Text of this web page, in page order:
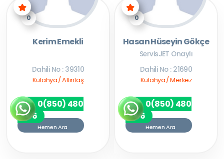
0
Kerim Emekli
Dahili No : 39310
Kütahya / Altıntaş
0(850) 480
7256
Hemen Ara
0
Hasan Hüseyin Gökçe
ServisJET Onaylı
Dahili No : 21690
Kütahya / Merkez
0(850) 480
7256
Hemen Ara